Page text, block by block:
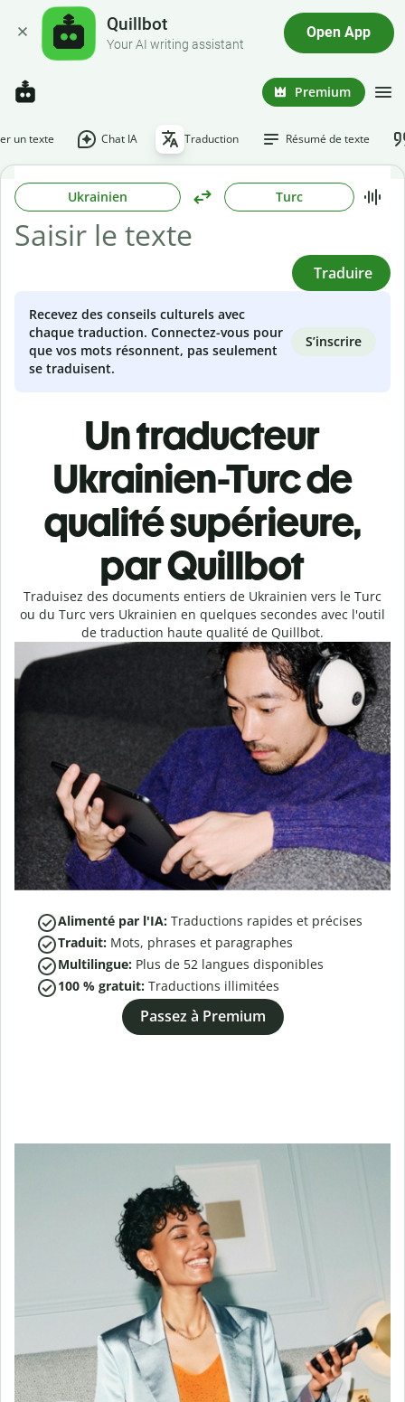
Quillbot
Your AI writing assistant
Open App
Premium
un texte Chat IA Traduction Résumé de texte
Ukrainien Turc
Traduire
Recevez des conseils culturels avec
chaque traduction. Connectez-vous pour
que vos mots résonnent, pas seulement
se traduisent.
S’inscrire
Un traducteur
Ukrainien-Turc de
qualité supérieure,
par Quillbot
Traduisez des documents entiers de Ukrainien vers le Turc
ou du Turc vers Ukrainien en quelques secondes avec l'outil
de traduction haute qualité de Quillbot.
Alimenté par l'IA: Traductions rapides et précises
Traduit: Mots, phrases et paragraphes
Multilingue: Plus de 52 langues disponibles
100 % gratuit: Traductions illimitées
Passez à Premium